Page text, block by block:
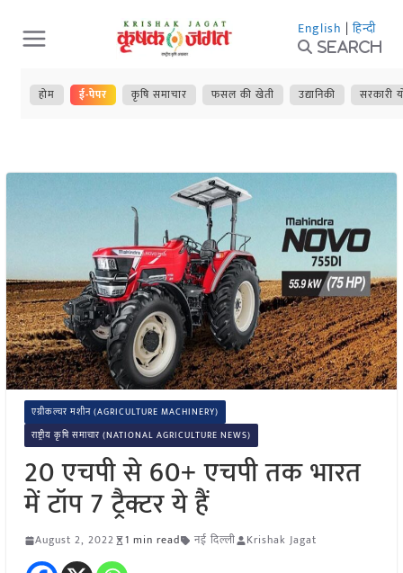
Skip
to
content
English | हिन्दी
Search
होम ई-पेपर कृषि समाचार फसल की खेती उद्यानिकी सरकारी
एग्रीकल्चर मशीन (AGRICULTURE MACHINERY)
राष्ट्रीय कृषि समाचार (NATIONAL AGRICULTURE NEWS)
20 एचपी से 60+ एचपी तक भारत
में टॉप 7 ट्रैक्टर ये हैं
August 2, 2022 1 min read नई दिल्ली Krishak Jagat